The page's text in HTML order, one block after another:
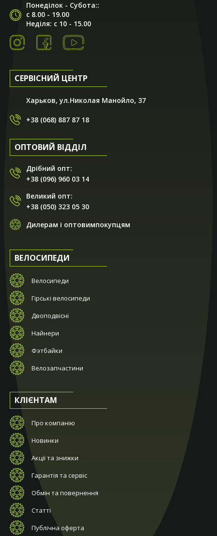
Понеділок - Субота::
с 8.00 - 19.00
Неділя: с 10 - 15.00
СЕРВІСНИЙ ЦЕНТР
Харьков, ул.Николая Манойло, 37
+38 (068) 887 87 18
ОПТОВИЙ ВІДДІЛ
Дрібний опт:
+38 (096) 960 03 14
Великий опт:
+38 (050) 323 05 30
Дилерам і оптовимпокупцям
ВЕЛОСИПЕДИ
Велосипеди
Гірські велосипеди
Двоподвісні
Найнери
Фэтбайки
Велозапчастини
КЛІЄНТАМ
Про компанію
Новинки
Акції та знижки
Гарантія та сервіс
Обмін та повернення
Статті
Публічна оферта